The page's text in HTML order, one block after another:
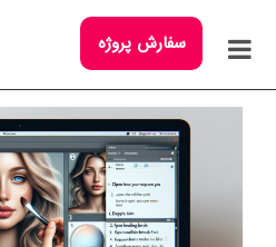
سفارش پروژه